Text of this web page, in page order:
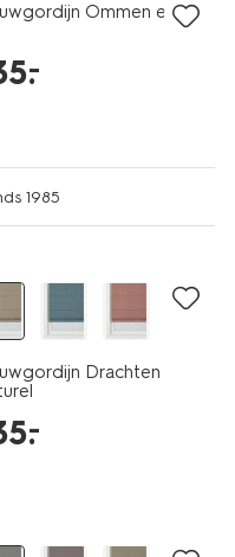
Ommen ecru
.
–
1985
Drachten
.
–